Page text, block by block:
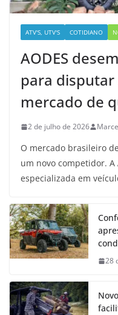
ATV'S, UTV'S COTIDIANO
AODES
para disputar
mercado de
2 de julho de 2026
O mercado brasileiro
um novo competidor. A
especializada em
28